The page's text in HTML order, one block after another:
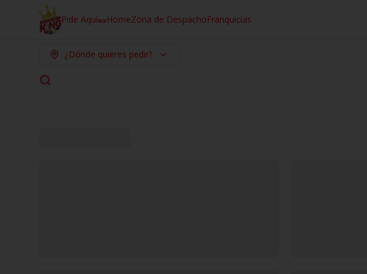
Pide Aquí🌯HomeZona de DespachoFranquicias
¿Dónde quieres pedir?